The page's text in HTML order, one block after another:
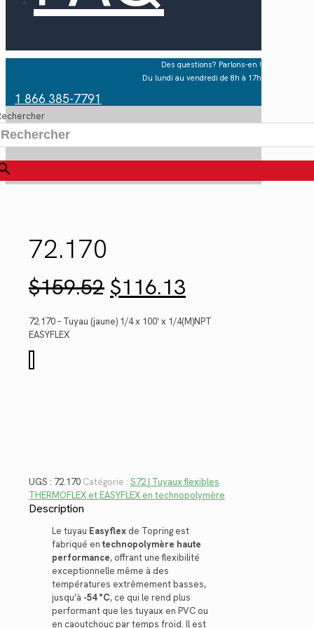
Des questions? Parlons-en !
Du lundi au vendredi de 8h à 17h
1 866 385-7791
72.170
$159.52 Le
prix
initial
était :
$116.13prix
actuel
est :
72.170 – Tuyau (jaune) 1/4 x 100′ x 1/4(M)NPT
EASYFLEX
de
UGS : 72.170 Catégorie : S72 | Tuyaux flexibles
THERMOFLEX et EASYFLEX en technopolymère
Description
Le tuyau Easyflex de Topring est
fabriqué entechnopolymère haute
performance, offrant une flexibilité
exceptionnelle même à des
températures extrêmement basses,
jusqu’à -54 °C, ce qui le rend plus
performant que les tuyaux en PVC ou
en caoutchouc par temps froid. Il est